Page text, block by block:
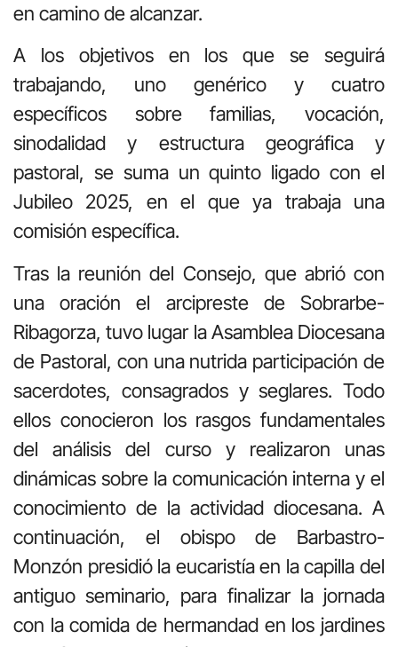
en camino de alcanzar.
A los objetivos en los que se seguirá
trabajando, uno genérico y cuatro
específicos sobre familias, vocación,
sinodalidad y estructura geográfica y
pastoral, se suma un quinto ligado con el
Jubileo 2025, en el que ya trabaja una
comisión específica.
Tras la reunión del Consejo, que abrió con
una oración el arcipreste de Sobrarbe-
Ribagorza, tuvo lugar la Asamblea Diocesana
de Pastoral, con una nutrida participación de
sacerdotes, consagrados y seglares. Todo
ellos conocieron los rasgos fundamentales
del análisis del curso y realizaron unas
dinámicas sobre la comunicación interna y el
conocimiento de la actividad diocesana. A
continuación, el obispo de Barbastro-
Monzón presidió la eucaristía en la capilla del
antiguo seminario, para finalizar la jornada
con la comida de hermandad en los jardines